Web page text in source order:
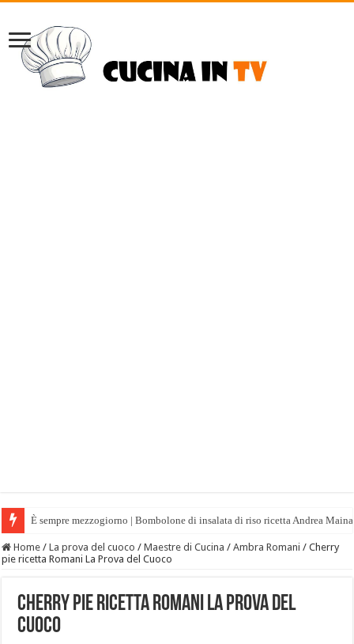
È sempre mezzogiorno | Bombolone di insalata di riso ricetta Andrea
Home / La prova del cuoco / Maestre di Cucina / Ambra Romani / Cherry
pie ricetta Romani La Prova del Cuoco
Cherry pie ricetta Romani La Prova del
Cuoco